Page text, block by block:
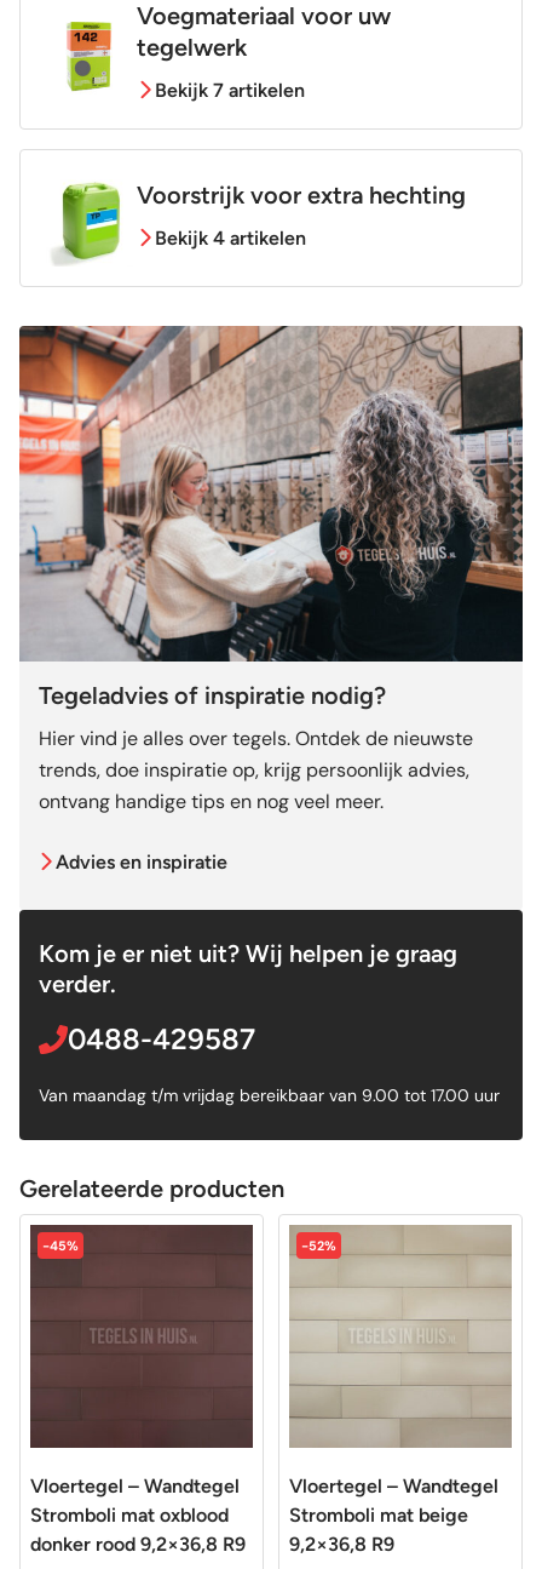
Voegmateriaal voor uw
tegelwerk
Bekijk 7 artikelen
Voorstrijk voor extra hechting
Bekijk 4 artikelen
Tegeladvies of inspiratie nodig?
Hier vind je alles over tegels. Ontdek de nieuwste
trends, doe inspiratie op, krijg persoonlijk advies,
ontvang handige tips en nog veel meer.
Advies en inspiratie
Kom je er niet uit? Wij helpen je graag
verder.
0488-429587
Van maandag t/m vrijdag bereikbaar van 9.00 tot 17.00 uur
Gerelateerde producten
-45%
Vloertegel – Wandtegel
Stromboli mat oxblood
donker rood 9,2×36,8 R9
-52%
Vloertegel – Wandtegel
Stromboli mat beige
9,2×36,8 R9